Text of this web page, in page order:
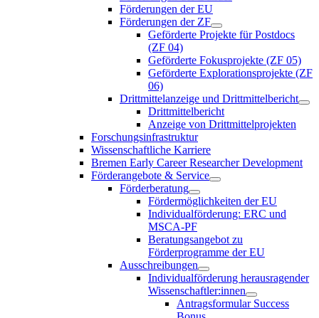
Förderungen der EU
Förderungen der ZF
Geförderte Projekte für Postdocs
(ZF 04)
Geförderte Fokusprojekte (ZF 05)
Geförderte Explorationsprojekte (ZF
06)
Drittmittelanzeige und Drittmittelbericht
Drittmittelbericht
Anzeige von Drittmittelprojekten
Forschungsinfrastruktur
Wissenschaftliche Karriere
Bremen Early Career Researcher Development
Förderangebote & Service
Förderberatung
Fördermöglichkeiten der EU
Individualförderung: ERC und
MSCA-PF
Beratungsangebot zu
Förderprogramme der EU
Ausschreibungen
Individualförderung herausragender
Wissenschaftler:innen
Antragsformular Success